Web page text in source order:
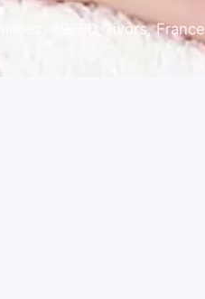
69700 Givors, France